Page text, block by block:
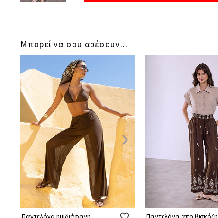
Μπορεί να σου αρέσουν...
Παντελόνα ημιδιάφανη Παντελόνα απο βισκόζη